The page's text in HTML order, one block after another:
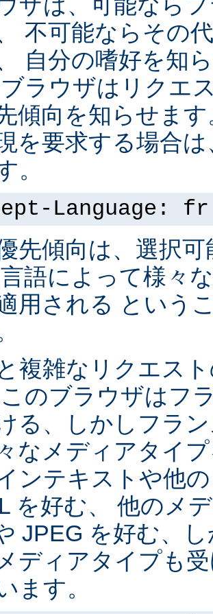
不可能ならその
自分の嗜好を知
ラウザはリクエ
傾向を知らせま
を要求する場合
。
Language: fr
先傾向は、選択
語によって様々
用される という
複雑なリクエス
のブラウザはフ
る、しかしフラ
なメディアタイ
ンテキストや他
を好む、 他のメ
JPEG を好む、
ディアタイプも
ます。